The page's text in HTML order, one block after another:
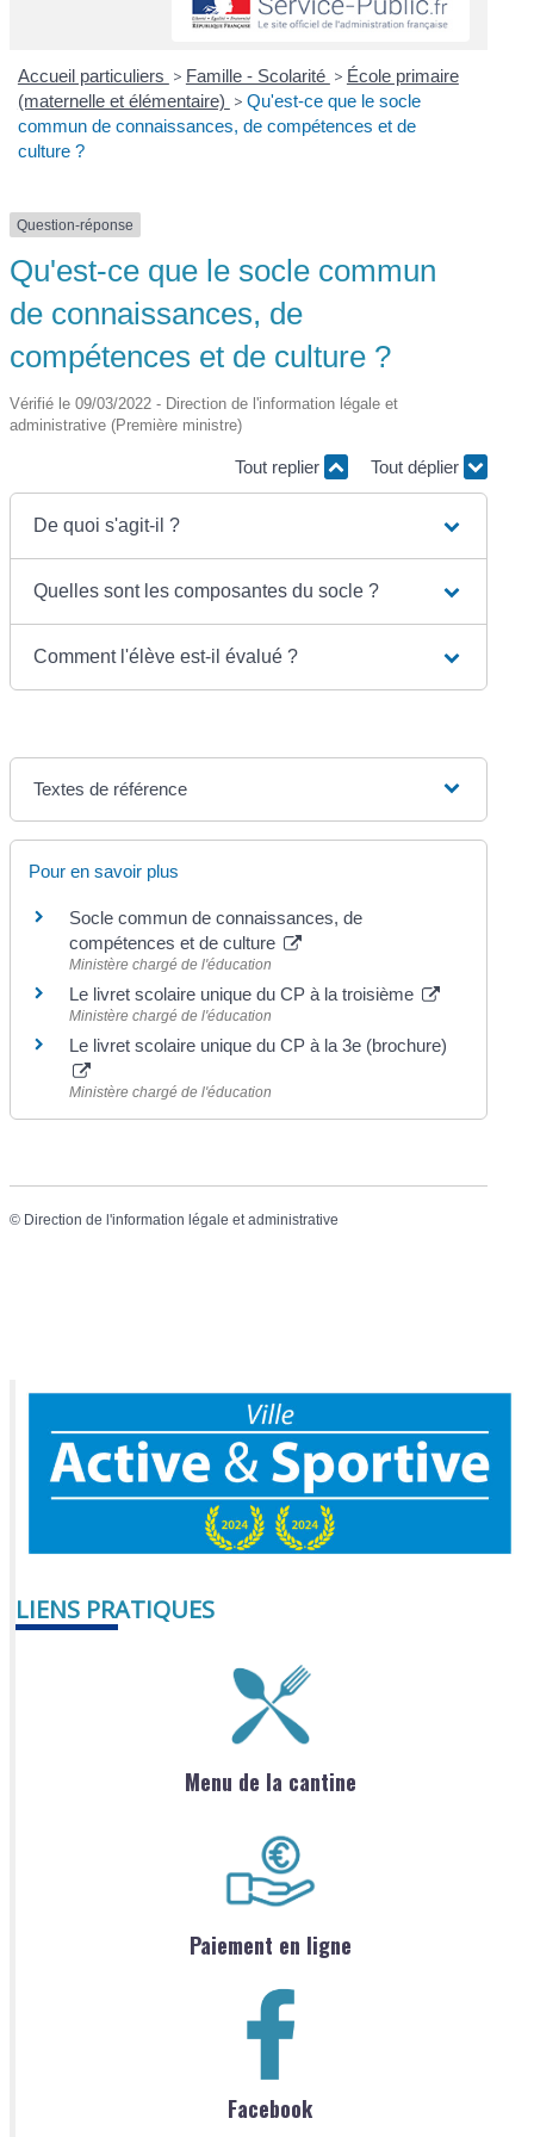
Accueil particuliers > Famille - Scolarité > École primaire
(maternelle et élémentaire) > Qu'est-ce que le socle
commun de connaissances, de compétences et de
culture ?
Question-réponse
Qu'est-ce que le socle commun
de connaissances, de
compétences et de culture ?
Vérifié le 09/03/2022 - Direction de l'information légale et
administrative (Première ministre)
Tout replier Tout déplier
De quoi s'agit-il ?
Quelles sont les composantes du socle ?
Comment l'élève est-il évalué ?
Textes de référence
Pour en savoir plus
Socle commun de connaissances, de
compétences et de culture
Ministère chargé de l'éducation
Le livret scolaire unique du CP à la troisième
Ministère chargé de l'éducation
Le livret scolaire unique du CP à la 3e (brochure)
Ministère chargé de l'éducation
© Direction de l'information légale et administrative
LIENS PRATIQUES
Menu de la cantine
Paiement en ligne
Facebook